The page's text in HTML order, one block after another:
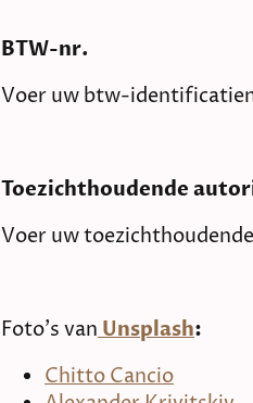
BTW-nr.
Voer uw btw-
Toezichthoudende
Voer uw
Foto's van Unsplash:
Chitto Cancio